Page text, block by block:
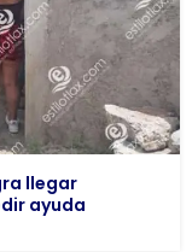
llegar
ayuda